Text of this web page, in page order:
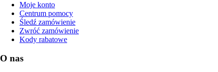
Moje konto
Centrum pomocy
Śledź zamówienie
Zwróć zamówienie
Kody rabatowe
O nas